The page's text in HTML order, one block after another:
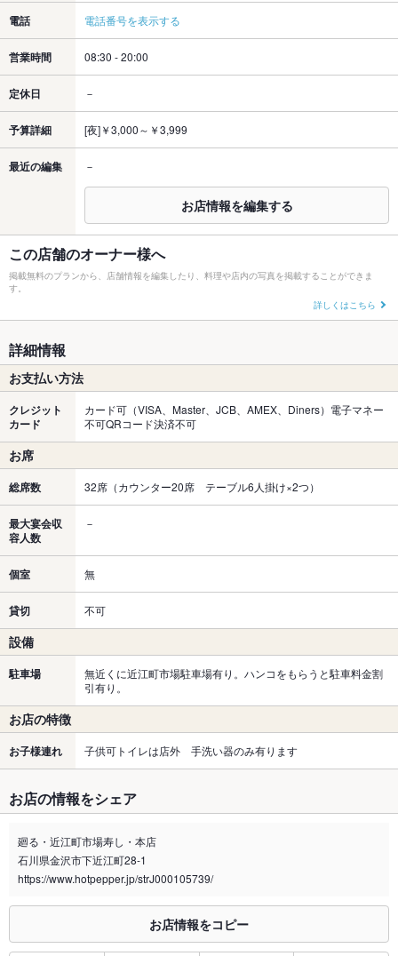
電話 電話番号を表示する
営業時間 08:30 - 20:00
定休日 －
予算詳細 [夜]￥3,000～￥3,999
最近の編集 －
お店情報を編集する
この店舗のオーナー様へ
掲載無料のプランから、店舗情報を編集したり、料理や店内の写真を掲載することができま
す。
詳しくはこちら
詳細情報
お支払い方法
クレジット
カード
カード可（VISA、Master、JCB、AMEX、Diners）電子マネー
不可QRコード決済不可
お席
総席数 32席（カウンター20席 テーブル6人掛け×2つ）
最大宴会収
容人数
－
個室 無
貸切 不可
設備
駐車場
無近くに近江町市場駐車場有り。ハンコをもらうと駐車料金割
引有り。
お店の特徴
お子様連れ 子供可トイレは店外 手洗い器のみ有ります
お店の情報をシェア
廻る・近江町市場寿し・本店
石川県金沢市下近江町28-1
https://www.hotpepper.jp/strJ000105739/
お店情報をコピー